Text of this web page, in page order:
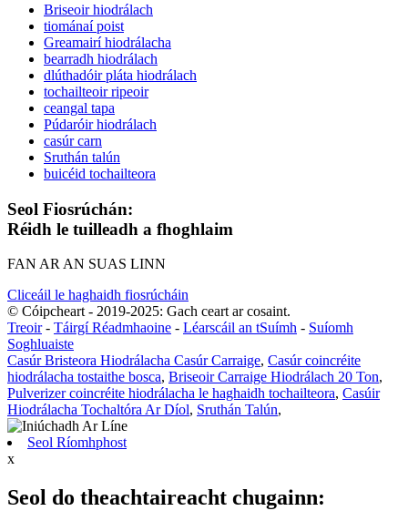
Briseoir hiodrálach
tiománaí poist
Greamairí hiodrálacha
bearradh hiodrálach
dlúthadóir pláta hiodrálach
tochailteoir ripeoir
ceangal tapa
Púdaróir hiodrálach
casúr carn
Sruthán talún
buicéid tochailteora
Seol Fiosrúchán:
Réidh le tuilleadh a fhoghlaim
FAN AR AN SUAS LINN
Cliceáil le haghaidh fiosrúcháin
© Cóipcheart - 2019-2025: Gach ceart ar cosaint.
Treoir- Táirgí Réadmhaoine - Léarscáil an tSuímh - Suíomh
Soghluaiste
Casúr Bristeora Hiodrálacha Casúr Carraige, Casúr coincréite
hiodrálacha tostaithe bosca, Briseoir Carraige Hiodrálach 20 Ton,
Pulverizer coincréite hiodrálacha le haghaidh tochailteora, Casúir
Hiodrálacha Tochaltóra Ar Díol, Sruthán Talún,
Seol Ríomhphost
x
Seol do theachtaireacht chugainn: